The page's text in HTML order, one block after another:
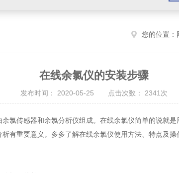
您的位置：
在线余氯仪的安装步骤
发布时间： 2020-05-25 点击次数： 2341次
氯传感器和余氯分析仪组成。在线余氯仪简单的说就
有重要意义。多多了解在线余氯仪使用方法、特点及